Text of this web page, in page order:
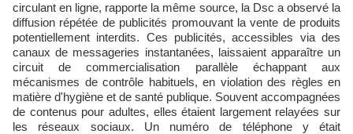
circulant en ligne, rapporte la même source, la Dsc a observé la
diffusion répétée de publicités promouvant la vente de produits
potentiellement interdits. Ces publicités, accessibles via des
canaux de messageries instantanées, laissaient apparaître un
circuit de commercialisation parallèle échappant aux
mécanismes de contrôle habituels, en violation des règles en
matière d'hygiène et de santé publique. Souvent accompagnées
de contenus pour adultes, elles étaient largement relayées sur
les réseaux sociaux. Un numéro de téléphone y était